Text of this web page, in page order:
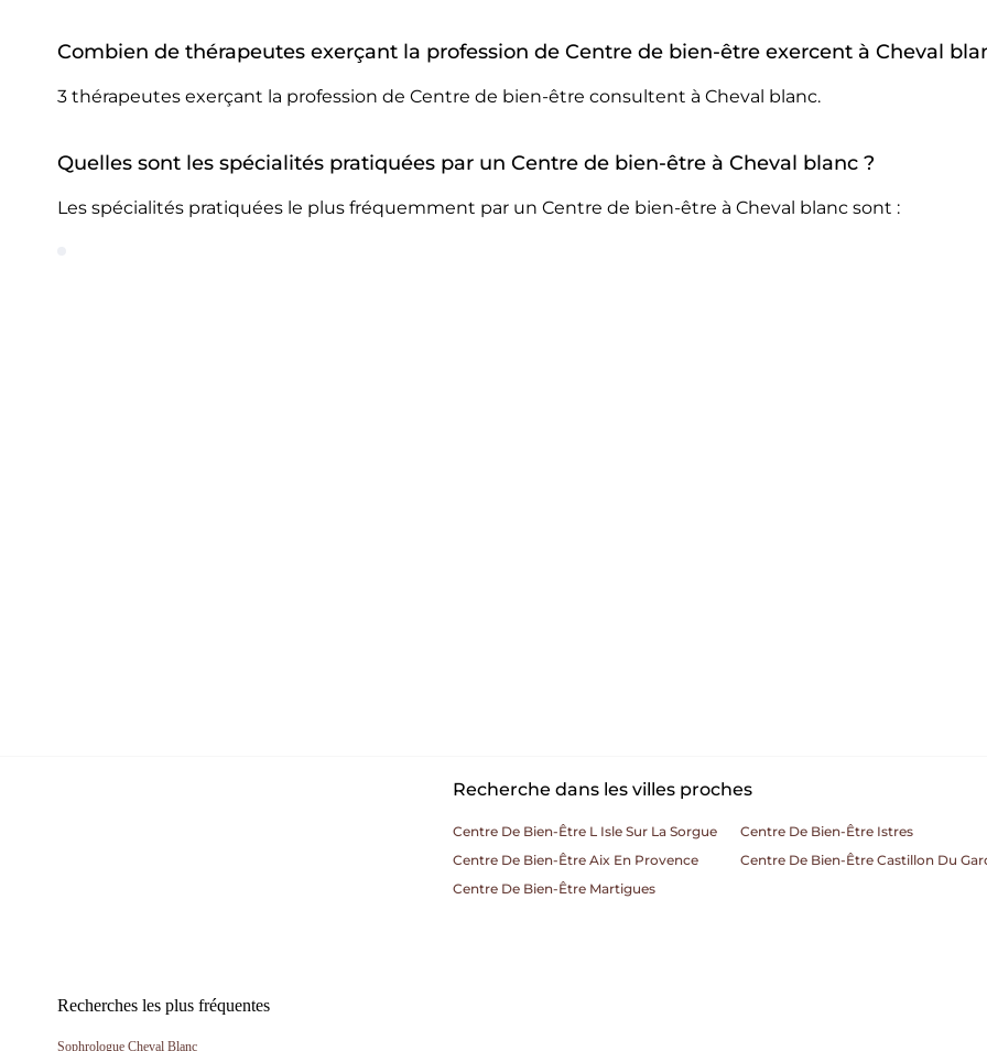
Combien de thérapeutes exerçant la profession de Centre de bien-être exercent à Cheval
3 thérapeutes exerçant la profession de Centre de bien-être consultent à Cheval blanc.
Quelles sont les spécialités pratiquées par un Centre de bien-être à Cheval blanc ?
Les spécialités pratiquées le plus fréquemment par un Centre de bien-être à Cheval blanc sont :
Recherche dans les villes proches
Centre De Bien-Être L Isle Sur La Sorgue
Centre De Bien-Être Istres
Centre De Bien-Être Aix En Provence
Centre De Bien-Être Castillon Du
Centre De Bien-Être Martigues
Recherches les plus fréquentes
Sophrologue Cheval Blanc